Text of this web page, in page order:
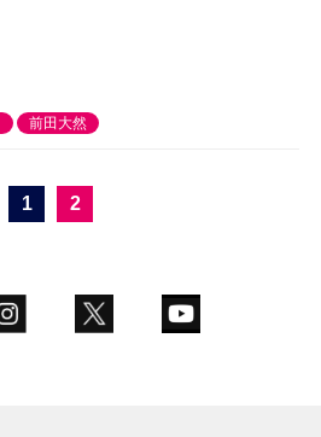
前田大然
1 2